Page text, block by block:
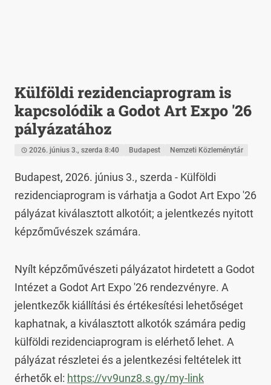
Külföldi rezidenciaprogram is
kapcsolódik a Godot Art Expo '26
pályázatához
2026. június 3., szerda 8:40 Budapest Nemzeti Közleménytár
Budapest, 2026. június 3., szerda - Külföldi
rezidenciaprogram is várhatja a Godot Art Expo '26
pályázat kiválasztott alkotóit; a jelentkezés nyitott
képzőművészek számára.
Nyílt képzőművészeti pályázatot hirdetett a Godot
Intézet a Godot Art Expo '26 rendezvényre. A
jelentkezők kiállítási és értékesítési lehetőséget
kaphatnak, a kiválasztott alkotók számára pedig
külföldi rezidenciaprogram is elérhető lehet. A
pályázat részletei és a jelentkezési feltételek itt
érhetők el: https://vv9unz8.s.gy/my-link